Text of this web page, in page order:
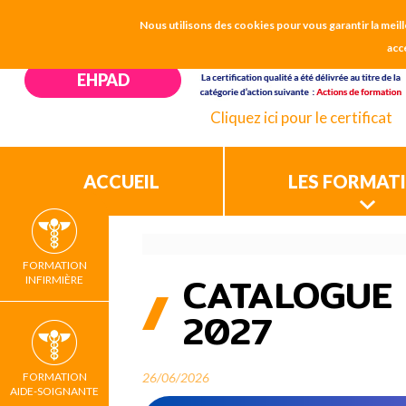
Nous utilisons des cookies pour vous garantir la
CH CHARTRES
EHPAD
Cliquez ici pour le certificat
ACCUEIL LES
FORMATION
INFIRMIÈRE
FORMATION
AIDE-SOIGNANTE
FIL
D'ARIANE
2027
26/06/2026